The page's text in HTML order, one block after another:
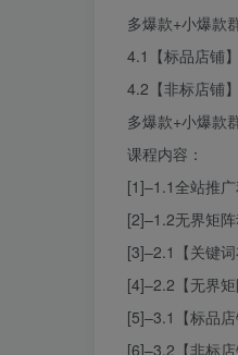
多爆款+小爆款
4.1【标品店铺
4.2【非标店铺】
多爆款+小爆款
课程内容：
[1]–1.1全站推
[2]–1.2无界矩
[3]–2.1【关键
[4]–2.2【无界
[5]–3.1【标品
[6]–3.2【非标